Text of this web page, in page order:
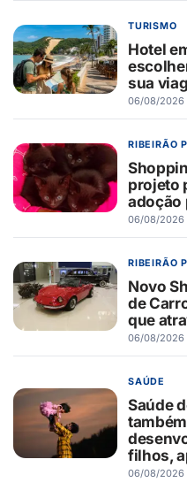
TURISMO
Hotel
sua
06/08/2026
RIBEIRÃO
projeto
adoção
06/08/2026
RIBEIRÃO
Novo
de
que
06/08/2026
SAÚDE
Saúde
filhos,
06/08/2026